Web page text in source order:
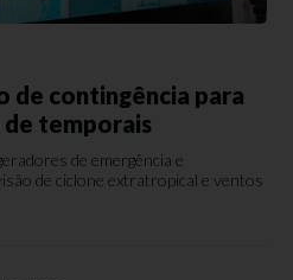
de contingência para
de temporais
de emergência e
de ciclone extratropical e ventos